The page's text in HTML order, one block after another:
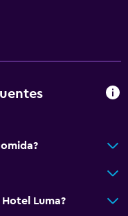
Luma?